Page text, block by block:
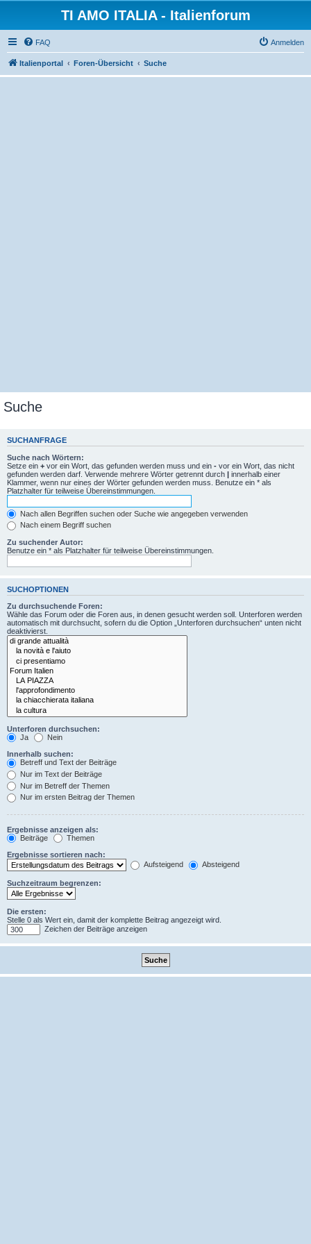
TI AMO ITALIA - Italienforum
FAQ Anmelden
Italienportal Foren-Übersicht Suche
Suche
SUCHANFRAGE
Suche nach Wörtern:
Setze ein + vor ein Wort, das gefunden werden muss und ein - vor ein Wort, das nicht
gefunden werden darf. Verwende mehrere Wörter getrennt durch | innerhalb einer
Klammer, wenn nur eines der Wörter gefunden werden muss. Benutze ein * als
Platzhalter für teilweise Übereinstimmungen.
Nach allen Begriffen suchen oder Suche wie angegeben verwenden
Nach einem Begriff suchen
Zu suchender Autor:
Benutze ein * als Platzhalter für teilweise Übereinstimmungen.
SUCHOPTIONEN
Zu durchsuchende Foren:
Wähle das Forum oder die Foren aus, in denen gesucht werden soll. Unterforen werden
automatisch mit durchsucht, sofern du die Option „Unterforen durchsuchen“ unten nicht
deaktivierst.
Unterforen durchsuchen:
Ja
Nein
Innerhalb suchen:
Betreff und Text der Beiträge
Nur im Text der Beiträge
Nur im Betreff der Themen
Nur im ersten Beitrag der Themen
Ergebnisse anzeigen als:
Beiträge
Themen
Ergebnisse sortieren nach:
Aufsteigend
Absteigend
Suchzeitraum begrenzen:
Die ersten:
Stelle 0 als Wert ein, damit der komplette Beitrag angezeigt wird.
Zeichen der Beiträge anzeigen